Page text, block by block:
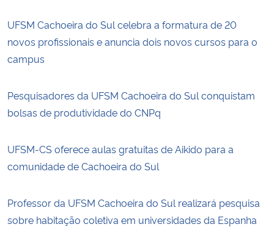
UFSM Cachoeira do Sul celebra a formatura de 20
novos profissionais e anuncia dois novos cursos para o
campus
Pesquisadores da UFSM Cachoeira do Sul conquistam
bolsas de produtividade do CNPq
UFSM-CS oferece aulas gratuitas de Aikido para a
comunidade de Cachoeira do Sul
Professor da UFSM Cachoeira do Sul realizará pesquisa
sobre habitação coletiva em universidades da Espanha